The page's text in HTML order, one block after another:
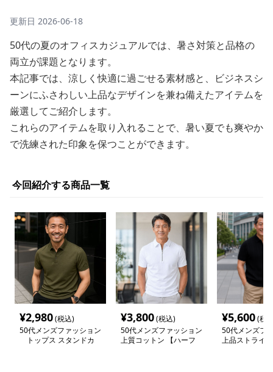
更新日 2026-06-18
50代の夏のオフィスカジュアルでは、暑さ対策と品格の
両立が課題となります。
本記事では、涼しく快適に過ごせる素材感と、ビジネスシ
ーンにふさわしい上品なデザインを兼ね備えたアイテムを
厳選してご紹介します。
これらのアイテムを取り入れることで、暑い夏でも爽やか
で洗練された印象を保つことができます。
今回紹介する商品一覧
¥2,980(税込)
50代メンズファッション
トップス スタンドカ
¥3,800(税込)
50代メンズファッション
上質コットン 【ハーフ
¥5,600(税
50代メンズフ
上品ストライ